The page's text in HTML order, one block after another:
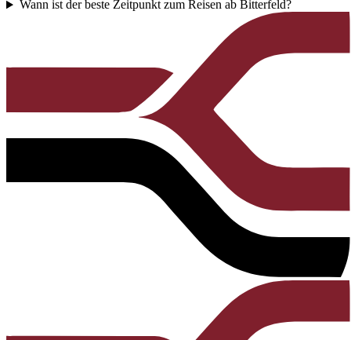
Wann ist der beste Zeitpunkt zum Reisen ab Bitterfeld?